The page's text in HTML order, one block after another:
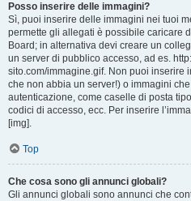
Posso inserire delle immagini?
Sì, puoi inserire delle immagini nei tuoi
permette gli allegati è possibile caricare
Board; in alternativa devi creare un
un server di pubblico accesso, ad es.
sito.com/immagine.gif. Non puoi inserire
che non abbia un server!) o immagini
autenticazione, come caselle di posta
codici di accesso, ecc. Per inserire
[img].
Top
Che cosa sono gli annunci globali?
Gli annunci globali sono annunci che